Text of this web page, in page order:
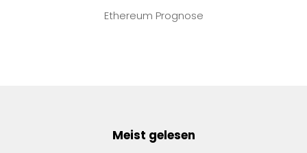
Ethereum Prognose
Meist gelesen